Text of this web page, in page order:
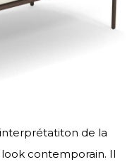
de la
contemporain. Il